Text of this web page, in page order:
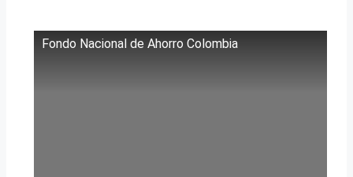
Fondo Nacional de Ahorro Colombia